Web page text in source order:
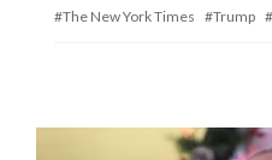
The New York Times
Trump